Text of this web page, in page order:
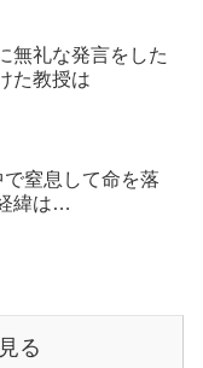
無礼な発言をした
た教授は
で窒息して命を落
緯は…
る